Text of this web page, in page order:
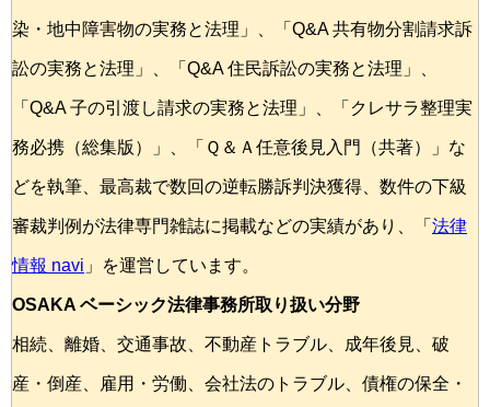
染・地中障害物の実務と法理」、「Q&A 共有物分割請求訴
訟の実務と法理」、「Q&A 住民訴訟の実務と法理」、
「Q&A 子の引渡し請求の実務と法理」、「クレサラ整理実
務必携（総集版）」、「Ｑ＆Ａ任意後見入門（共著）」な
どを執筆、最高裁で数回の逆転勝訴判決獲得、数件の下級
審裁判例が法律専門雑誌に掲載などの実績があり、「 法律
情報 navi 」を運営しています。
OSAKA ベーシック法律事務所取り扱い分野
相続、離婚、交通事故、不動産トラブル、成年後見、破
産・倒産、雇用・労働、会社法のトラブル、債権の保全・